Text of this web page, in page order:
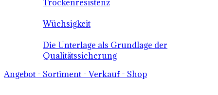
Trockenresistenz
Wüchsigkeit
Die Unterlage als Grundlage der
Qualitätssicherung
Angebot - Sortiment - Verkauf - Shop